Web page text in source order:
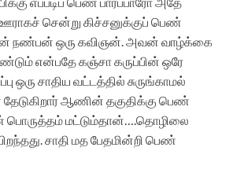
சென்று கிச்சனுக்குப் பெண்
நண்பன் ஒரு கவிஞன். அவன் வாழ்க்கை
என்பதே கஞ்சா கருப்பின் ஒரே
ஒரு சாதிய வட்டத்தில் சுருங்காமல்
ஆணின் தகுதிக்கு பெண்
மட்டும்தான்….தொழிலை
சாதி மத பேதமின்றி பெண்